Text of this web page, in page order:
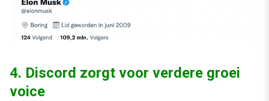
4. Discord zorgt voor verdere groei
voice